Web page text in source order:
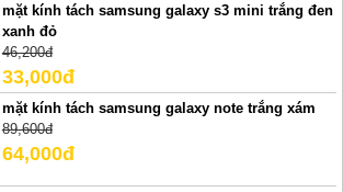
mặt kính tách samsung galaxy s3 mini trắng đen
xanh đỏ
46,200đ
33,000đ
mặt kính tách samsung galaxy note trắng xám
89,600đ
64,000đ